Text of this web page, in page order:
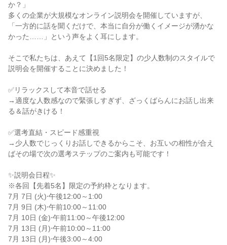
か？」
多くの企業が大規模なオンライン説明会を開催していますが、
「一方的に話を聞くだけで、本当に自分が働くイメージが湧かな
かった……」という声をよく耳にします。
そこで私たちは、あえて【1回5名限定】の少人数制のスタイルで
説明会を開催することに決めました！
✅リラックスして本音で話せる
→適度な人数感なので緊張しすぎず、ざっくばらんにお話し出来
る＆話がきける！
✅選考直結・スピード感重視
→少人数でじっくりお話しできるからこそ、お互いの相性が合え
ばその場で次の選考ステップのご案内も可能です！
✨説明会日程✨
※各回【先着5名】限定の予約枠となります。
7月 7日 (火)⋅午後12:00～1:00
7月 9日 (木)⋅午前10:00～11:00
7月 10日 (金)⋅午前11:00～午後12:00
7月 13日 (月)⋅午前10:00～11:00
7月 13日 (月)⋅午後3:00～4:00